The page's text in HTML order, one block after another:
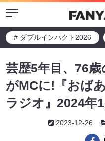
Menu
# ダブルインパクト2026
芸歴5年目、76
がMCに!『おば
ラジオ』2024年
2023-12-26